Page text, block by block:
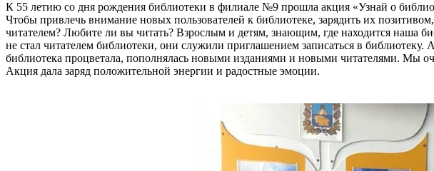
К 55 летию со дня рождения библиотеки в филиале №9 прошла акция «Узнай о
Чтобы привлечь внимание новых пользователей к библиотеке, зарядить их
читателем? Любите ли вы читать? Взрослым и детям, знающим, где находится наша
не стал читателем библиотеки, они служили приглашением записаться в
библиотека процветала, пополнялась новыми изданиями и новыми читателями. Мы
Акция дала заряд положительной энергии и радостные эмоции.